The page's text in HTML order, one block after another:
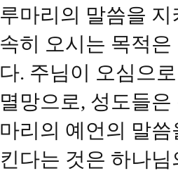
루마리의 말씀을
속히 오시는 목적
다. 주님이 오심으
멸망으로, 성도들
마리의 예언의 말
킨다는 것은 하나